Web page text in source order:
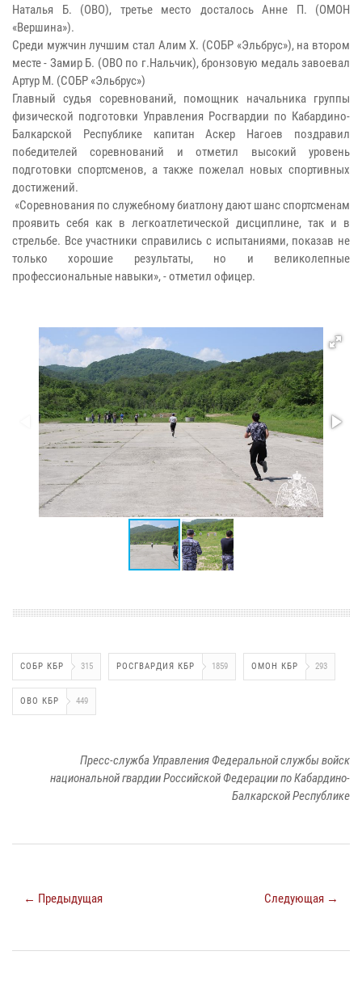
Наталья Б. (ОВО), третье место досталось Анне П. (ОМОН
«Вершина»).
Среди мужчин лучшим стал Алим Х. (СОБР «Эльбрус»), на втором
месте - Замир Б. (ОВО по г.Нальчик), бронзовую медаль завоевал
Артур М. (СОБР «Эльбрус»)
Главный судья соревнований, помощник начальника группы
физической подготовки Управления Росгвардии по Кабардино-
Балкарской Республике капитан Аскер Нагоев поздравил
победителей соревнований и отметил высокий уровень
подготовки спортсменов, а также пожелал новых спортивных
достижений.
«Соревнования по служебному биатлону дают шанс спортсменам
проявить себя как в легкоатлетической дисциплине, так и в
стрельбе. Все участники справились с испытаниями, показав не
только хорошие результаты, но и великолепные
профессиональные навыки», - отметил офицер.
СОБР КБР 315 РОСГВАРДИЯ КБР 1859 ОМОН КБР 293
ОВО КБР 449
Пресс-служба Управления Федеральной службы войск
национальной гвардии Российской Федерации по Кабардино-
Балкарской Республике
← Предыдущая Следующая →